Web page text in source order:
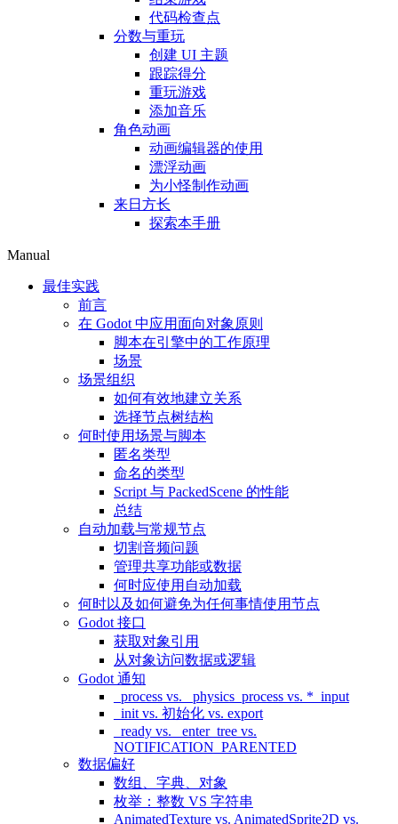
代码检查点
分数与重玩
创建 UI 主题
跟踪得分
重玩游戏
添加音乐
角色动画
动画编辑器的使用
漂浮动画
为小怪制作动画
来日方长
探索本手册
Manual
最佳实践
前言
在 Godot 中应用面向对象原则
脚本在引擎中的工作原理
场景
场景组织
如何有效地建立关系
选择节点树结构
何时使用场景与脚本
匿名类型
命名的类型
Script 与 PackedScene 的性能
总结
自动加载与常规节点
切割音频问题
管理共享功能或数据
何时应使用自动加载
何时以及如何避免为任何事情使用节点
Godot 接口
获取对象引用
从对象访问数据或逻辑
Godot 通知
_process vs. _physics_process vs. *_input
_init vs. 初始化 vs. export
_ready vs. _enter_tree vs.
NOTIFICATION_PARENTED
数据偏好
数组、字典、对象
枚举：整数 VS 字符串
AnimatedTexture vs. AnimatedSprite2D vs.